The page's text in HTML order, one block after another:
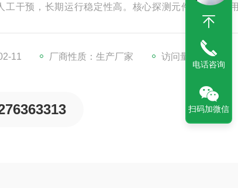
干预，长期运行稳定性高。核心探测元件采用高耐
11 厂商性质：生产厂家 访问量：275
电话咨询
扫码加微信